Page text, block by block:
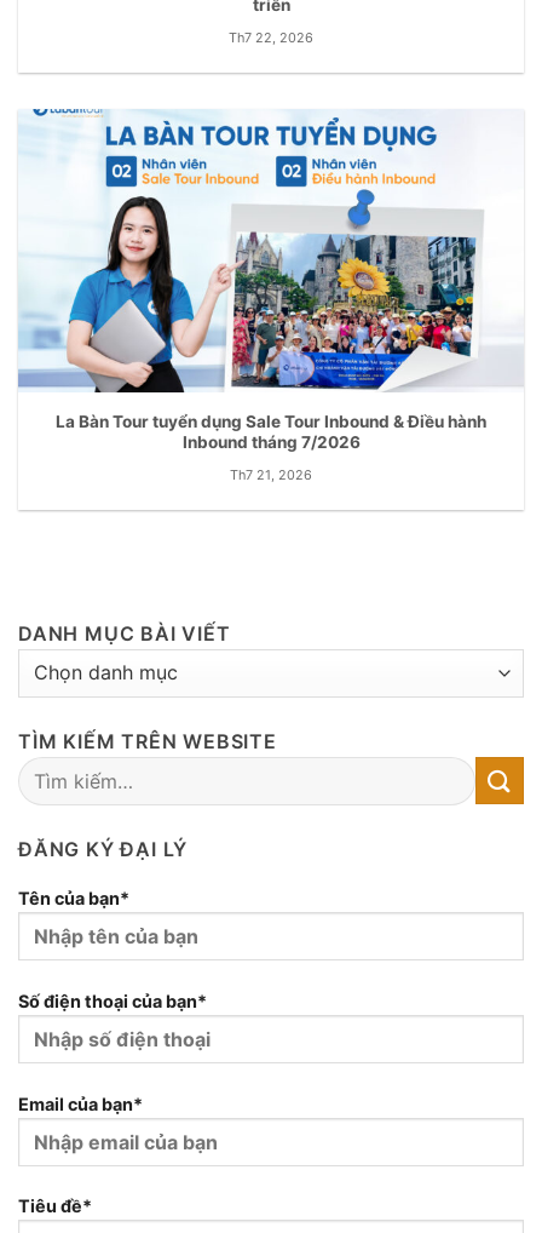
triển
Th7 22, 2026
La Bàn Tour tuyển dụng Sale Tour Inbound & Điều hành
Inbound tháng 7/2026
Th7 21, 2026
DANH MỤC BÀI VIẾT
DANH
VIẾT
TÌM KIẾM TRÊN WEBSITE
ĐĂNG KÝ ĐẠI LÝ
Tên của bạn*
Số điện thoại của bạn*
Email của bạn*
Tiêu đề*